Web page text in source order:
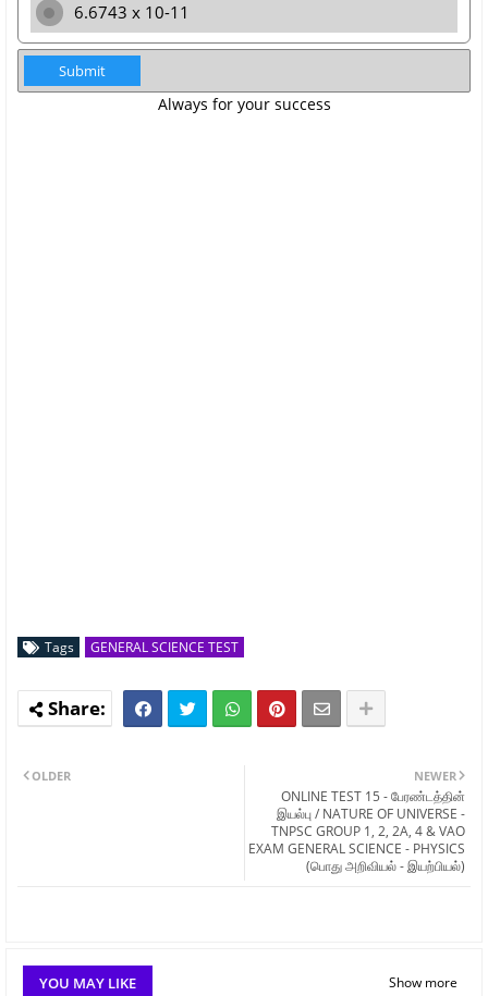
6.6743 x 10-11
Submit
Always for your success
Tags GENERAL SCIENCE TEST
NEWER
ONLINE TEST 15 - பேரண்டத்தின்
இயல்பு / NATURE OF UNIVERSE -
TNPSC GROUP 1, 2, 2A, 4 & VAO
EXAM GENERAL SCIENCE - PHYSICS
(பொது அறிவியல் - இயற்பியல்)
OLDER
YOU MAY LIKE Show more